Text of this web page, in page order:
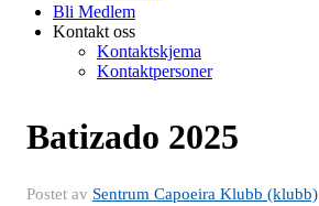
Bli Medlem
Kontakt oss
Kontaktskjema
Kontaktpersoner
Batizado 2025
Postet av Sentrum Capoeira Klubb (klubb)